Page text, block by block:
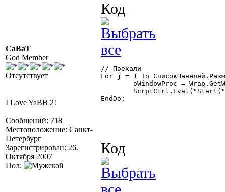
CaBaT
God Member
Отсутствует
I Love YaBB 2!
Сообщений: 718
Местоположение: Санкт-
Петербург
Зарегистрирован: 26.
Октября 2007
Пол:
Код
// Поехали
For j = 1 To
EndDo;
Код